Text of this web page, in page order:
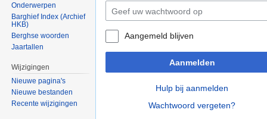
Aangemeld blijven
Aanmelden
Hulp bij aanmelden
Wachtwoord vergeten?
Onderwerpen
Barghief Index (Archief
HKB)
Berghse woorden
Jaartallen
Wijzigingen
Nieuwe pagina's
Nieuwe bestanden
Recente wijzigingen